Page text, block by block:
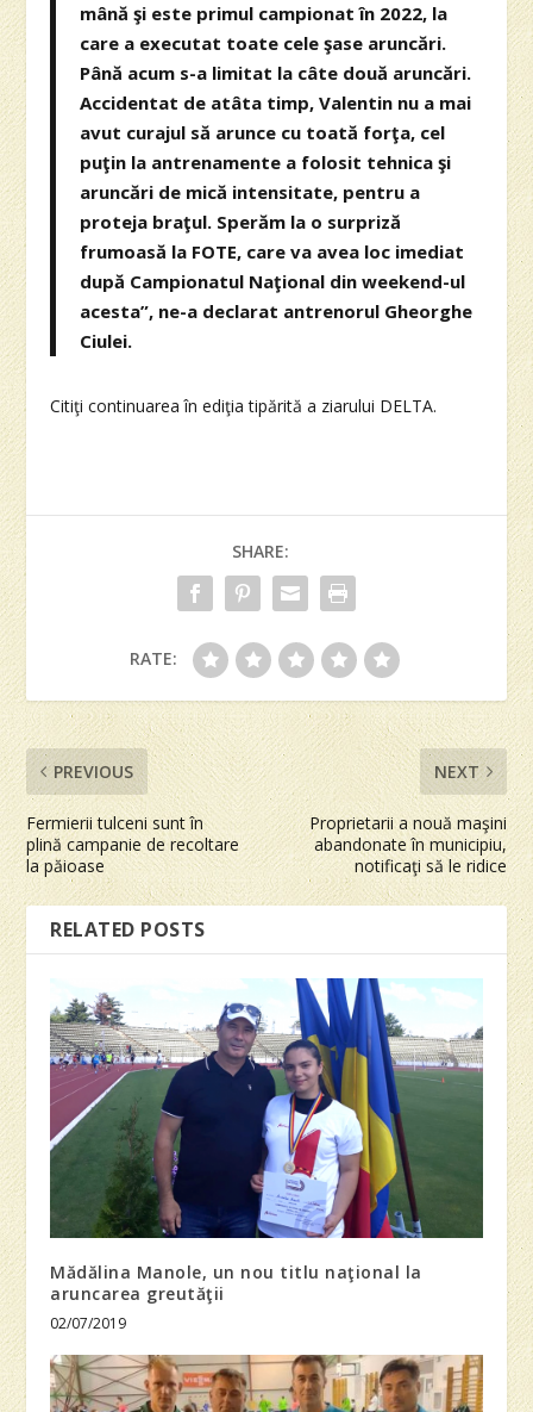
mână şi este primul campionat în 2022, la
care a executat toate cele şase aruncări.
Până acum s-a limitat la câte două aruncări.
Accidentat de atâta timp, Valentin nu a mai
avut curajul să arunce cu toată forţa, cel
puţin la antrenamente a folosit tehnica şi
aruncări de mică intensitate, pentru a
proteja braţul. Sperăm la o surpriză
frumoasă la FOTE, care va avea loc imediat
după Campionatul Naţional din weekend-ul
acesta”, ne-a declarat antrenorul Gheorghe
Ciulei.
Citiţi continuarea în ediţia tipărită a ziarului DELTA.
SHARE:
RATE:
PREVIOUS
Fermierii tulceni sunt în
plină campanie de recoltare
la păioase
NEXT
Proprietarii a nouă maşini
abandonate în municipiu,
notificaţi să le ridice
RELATED POSTS
Mădălina Manole, un nou titlu naţional la
aruncarea greutăţii
02/07/2019